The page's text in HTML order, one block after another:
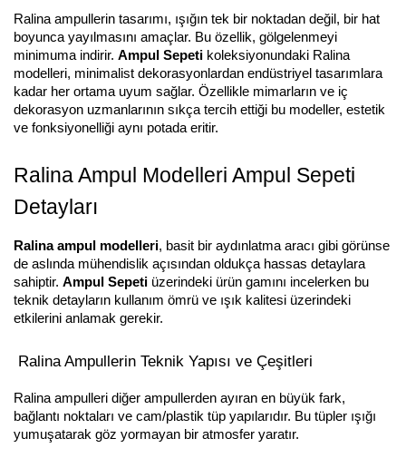
Ralina ampullerin tasarımı, ışığın tek bir noktadan değil, bir hat
boyunca yayılmasını amaçlar. Bu özellik, gölgelenmeyi
minimuma indirir. Ampul Sepeti koleksiyonundaki Ralina
modelleri, minimalist dekorasyonlardan endüstriyel tasarımlara
kadar her ortama uyum sağlar. Özellikle mimarların ve iç
dekorasyon uzmanlarının sıkça tercih ettiği bu modeller, estetik
ve fonksiyonelliği aynı potada eritir.
Ralina Ampul Modelleri Ampul Sepeti
Detayları
Ralina ampul modelleri, basit bir aydınlatma aracı gibi görünse
de aslında mühendislik açısından oldukça hassas detaylara
sahiptir. Ampul Sepeti üzerindeki ürün gamını incelerken bu
teknik detayların kullanım ömrü ve ışık kalitesi üzerindeki
etkilerini anlamak gerekir.
Ralina Ampullerin Teknik Yapısı ve Çeşitleri
Ralina ampulleri diğer ampullerden ayıran en büyük fark,
bağlantı noktaları ve cam/plastik tüp yapılarıdır. Bu tüpler ışığı
yumuşatarak göz yormayan bir atmosfer yaratır.